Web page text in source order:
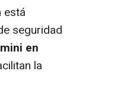
está
seguridad
en
la